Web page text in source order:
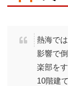
熱海で
影響で
楽部を
10階建